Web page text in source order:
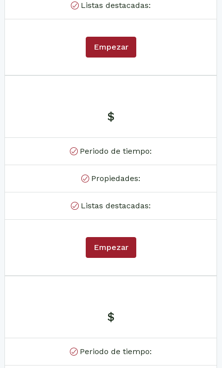
Listas destacadas:
Empezar
$
Periodo de tiempo:
Propiedades:
Listas destacadas:
Empezar
$
Periodo de tiempo: